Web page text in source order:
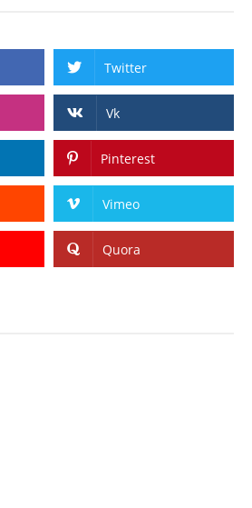
Twitter
Vk
Pinterest
Vimeo
Quora